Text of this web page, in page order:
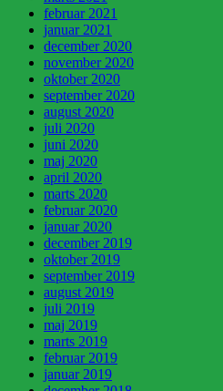
februar 2021
januar 2021
december 2020
november 2020
oktober 2020
september 2020
august 2020
juli 2020
juni 2020
maj 2020
april 2020
marts 2020
februar 2020
januar 2020
december 2019
oktober 2019
september 2019
august 2019
juli 2019
maj 2019
marts 2019
februar 2019
januar 2019